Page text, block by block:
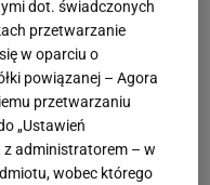
dot. świadczonych
przetwarzanie
w oparciu o
powiązanej – Agora
przetwarzaniu
„Ustawień
z administratorem – w
wobec którego